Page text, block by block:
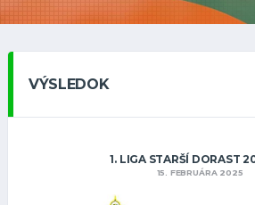
VÝSLEDOK
1. LIGA STARŠÍ DORAST
15. FEBRUÁRA 2025